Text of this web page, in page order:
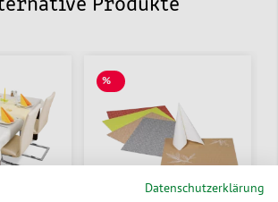
Produkte
%
Datenschutzerklärung